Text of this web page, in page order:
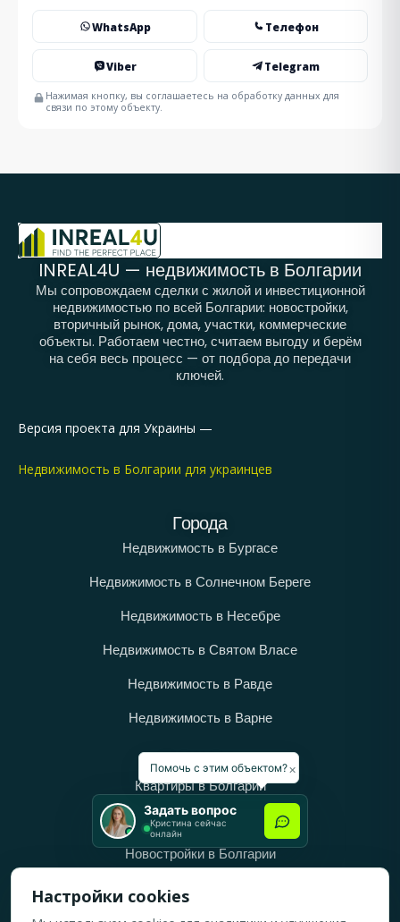
WhatsApp Телефон
Viber Telegram
Нажимая кнопку, вы соглашаетесь на обработку данных для
связи по этому объекту.
INREAL4U — недвижимость в Болгарии
Мы сопровождаем сделки с жилой и инвестиционной
недвижимостью по всей Болгарии: новостройки,
вторичный рынок, дома, участки, коммерческие
объекты. Работаем честно, считаем выгоду и берём
на себя весь процесс — от подбора до передачи
ключей.
Версия проекта для Украины —
Недвижимость в Болгарии для украинцев
Города
Недвижимость в Бургасе
Недвижимость в Солнечном Береге
Недвижимость в Несебре
Недвижимость в Святом Власе
Недвижимость в Равде
Недвижимость в Варне
Категории
Квартиры в Болгарии
Дома в Болгарии
Новостройки в Болгарии
Вторичное жильё в Болгарии
×
Помочь с этим объектом?
Задать вопрос
Кристина сейчас
онлайн
Настройки cookies